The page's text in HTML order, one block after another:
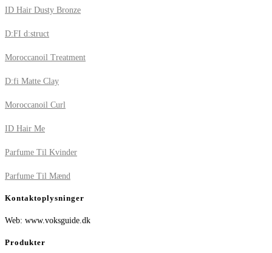
ID Hair Dusty Bronze
D:FI d:struct
Moroccanoil Treatment
D:fi Matte Clay
Moroccanoil Curl
ID Hair Me
Parfume Til Kvinder
Parfume Til Mænd
Kontaktoplysninger
Web: www.voksguide.dk
Produkter